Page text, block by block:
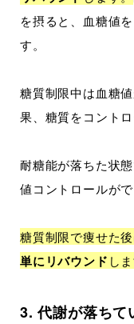
を摂ると、血糖値
す。
糖質制限中は血糖
果、糖質をコント
耐糖能が落ちた状
値コントロールが
糖質制限で痩せた後
単にリバウンド しま
3. 代謝が落ちて